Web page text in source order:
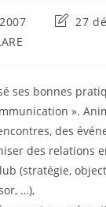
Dernière
27
ses bonnes
».
des
des relations
(stratégie,
…),